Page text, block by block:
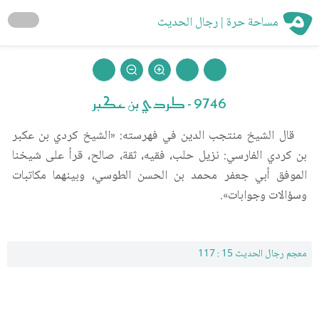
مساحة حرة | رجال الحديث
9746 - كردي بن عكبر
قال الشيخ منتجب الدين في فهرسته: «الشيخ كردي بن عكبر
بن كردي الفارسي: نزيل حلب، فقيه، ثقة، صالح، قرأ على شيخنا
الموفق أبي جعفر محمد بن الحسن الطوسي، وبينهما مكاتبات
وسؤالات وجوابات».
معجم رجال الحديث 15 : 117